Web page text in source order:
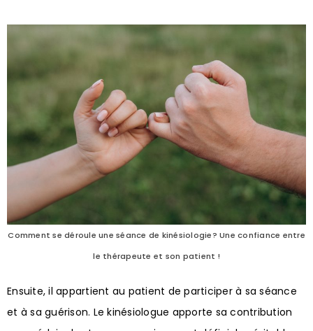
Comment se déroule une séance de kinésiologie? Une confiance entre
le thérapeute et son patient !
Ensuite, il appartient au patient de participer à sa séance
et à sa guérison. Le kinésiologue apporte sa contribution